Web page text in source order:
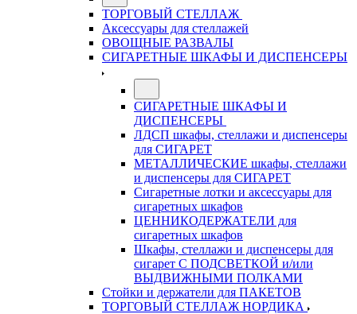
ТОРГОВЫЙ СТЕЛЛАЖ
Аксессуары для стеллажей
ОВОЩНЫЕ РАЗВАЛЫ
СИГАРЕТНЫЕ ШКАФЫ И ДИСПЕНСЕРЫ
СИГАРЕТНЫЕ ШКАФЫ И
ДИСПЕНСЕРЫ
ЛДСП шкафы, стеллажи и диспенсеры
для СИГАРЕТ
МЕТАЛЛИЧЕСКИЕ шкафы, стеллажи
и диспенсеры для СИГАРЕТ
Сигаретные лотки и аксессуары для
сигаретных шкафов
ЦЕННИКОДЕРЖАТЕЛИ для
сигаретных шкафов
Шкафы, стеллажи и диспенсеры для
сигарет С ПОДСВЕТКОЙ и/или
ВЫДВИЖНЫМИ ПОЛКАМИ
Стойки и держатели для ПАКЕТОВ
ТОРГОВЫЙ СТЕЛЛАЖ НОРДИКА